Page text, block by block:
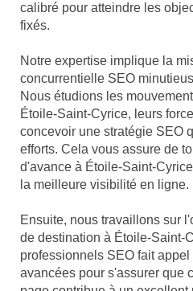
calibré pour atteindre les
fixés.
Notre expertise implique la
concurrentielle SEO
Nous étudions les
Étoile-Saint-Cyrice, leurs
concevoir une stratégie SEO
efforts. Cela vous assure de
d'avance à Étoile-Saint-
la meilleure visibilité en ligne.
Ensuite, nous travaillons sur
de destination à Étoile-Saint-
professionnels SEO fait
avancées pour s'assurer que